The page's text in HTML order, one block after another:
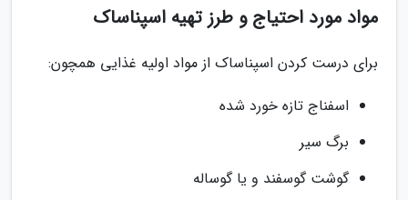
مواد مورد احتیاج و طرز تهیه اسپناساک
برای درست کردن اسپناساک از مواد اولیه غذایی همچون:
اسفناج تازه خورد شده
برگ سیر
گوشت گوسفند و یا گوساله